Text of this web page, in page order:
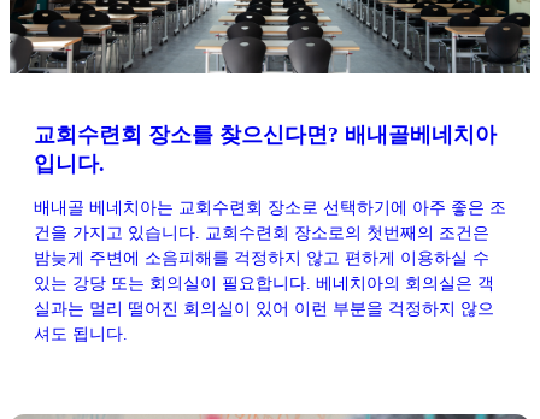
교회수련회 장소를 찾으신다면? 배내골베네치아
입니다.
배내골 베네치아는 교회수련회 장소로 선택하기에 아주 좋은 조
건을 가지고 있습니다. 교회수련회 장소로의 첫번째의 조건은
밤늦게 주변에 소음피해를 걱정하지 않고 편하게 이용하실 수
있는 강당 또는 회의실이 필요합니다. 베네치아의 회의실은 객
실과는 멀리 떨어진 회의실이 있어 이런 부분을 걱정하지 않으
셔도 됩니다.